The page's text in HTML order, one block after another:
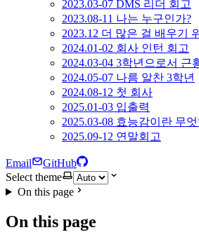
2023.03-07 DMS 리더 회고
2023.08-11 나는 누구인가?
2023.12 더 많은 걸 배우기
2024.01-02 회사 인턴 회고
2024.03-04 3학년으로서 근
2024.05-07 나름 알찬 3학년
2024.08-12 첫 회사
2025.01-03 입출력
2025.03-08 효능감이란 무
2025.09-12 연말회고
Email
GitHub
Select theme
On this page
On this page